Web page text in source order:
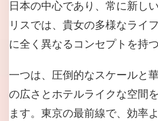
日本の中心であり、常に新し
リスでは、貴女の多様なライ
に全く異なるコンセプトを持
一つは、圧倒的なスケールと
の広さとホテルライクな空間
ます。東京の最前線で、効率